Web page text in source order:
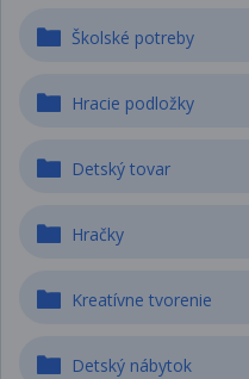
Školské potreby
Hracie podložky
Detský tovar
Hračky
Kreatívne tvorenie
Detský nábytok